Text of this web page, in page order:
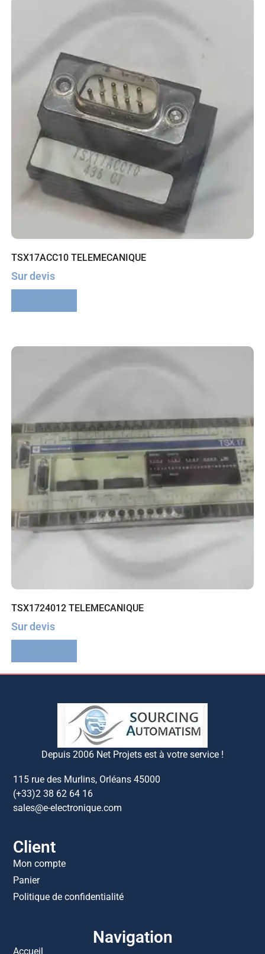
TSX17ACC10 TELEMECANIQUE
Sur devis
TSX1724012 TELEMECANIQUE
Sur devis
Depuis 2006 Net Projets est à votre service !
115 rue des Murlins, Orléans 45000
(+33)2 38 62 64 16
sales@e-electronique.com
Client
Mon compte
Panier
Politique de confidentialité
Navigation
Accueil